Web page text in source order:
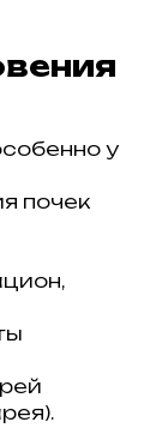
у
почек